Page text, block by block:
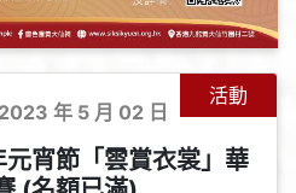
活動
年 5 月 02 日
宵節「雲賞衣裳」華